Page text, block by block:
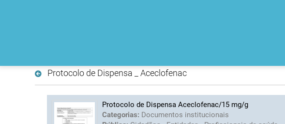
Protocolo de Dispensa _ Aceclofenac
Protocolo de Dispensa Aceclofenac/15 mg/g
Categorias: Documentos institucionais